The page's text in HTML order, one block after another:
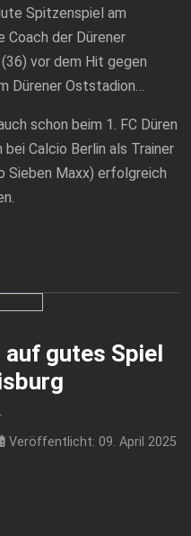
Spitzenspiel am
Coach der Dürener
vor dem Hit gegen
Dürener Oststadion…
schon beim 1. FC Düren
Calcio Berlin als Trainer
Sieben Maxx) erfolgreich
gutes Spiel
Veröffentlicht: 09. April 2025